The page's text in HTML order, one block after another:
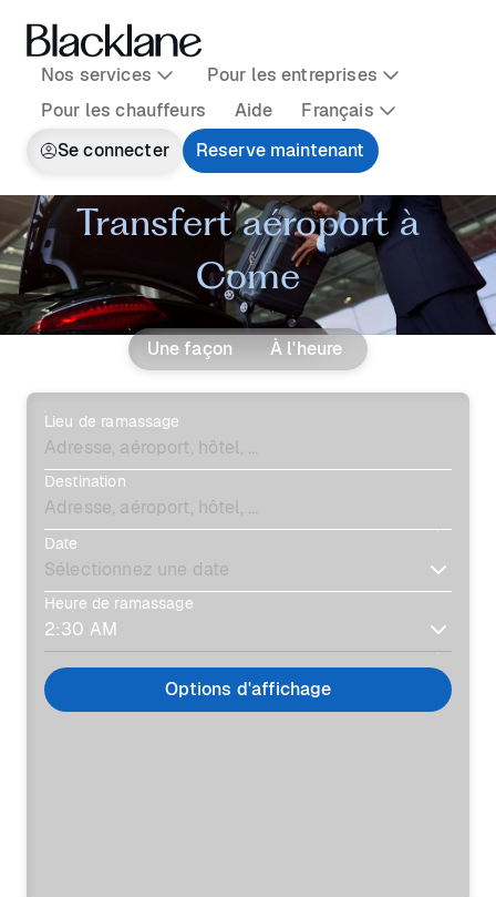
Nos services
Pour les entreprises
Pour les chauffeurs
Aide
Français
Se connecter
Reserve maintenant
Transfert aéroport à
Come
Une façon À l'heure
Lieu de ramassage
Destination
Date
Heure de ramassage
Options d'affichage